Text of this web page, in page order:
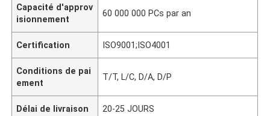
Capacité d'approv
isionnement
60 000 000 PCs par an
Certification ISO9001;ISO4001
Conditions de pai
ement
T/T, L/C, D/A, D/P
Délai de livraison 20-25 JOURS